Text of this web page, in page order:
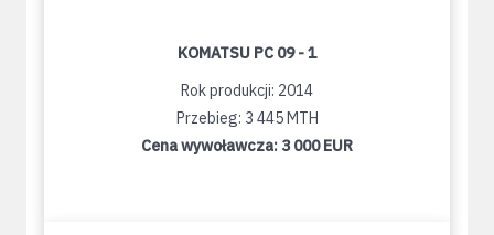
KOMATSU PC 09 - 1
Rok produkcji: 2014
Przebieg: 3 445 MTH
Cena wywoławcza: 3 000 EUR